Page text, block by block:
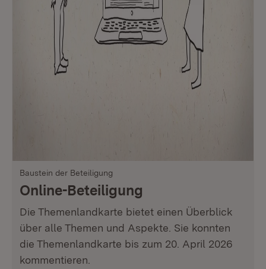
Baustein der Beteiligung
Online-Beteiligung
Die Themenlandkarte bietet einen Überblick
über alle Themen und Aspekte. Sie konnten
die Themenlandkarte bis zum 20. April 2026
kommentieren.